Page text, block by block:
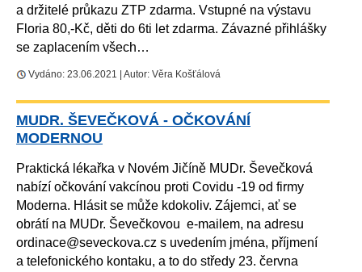
a držitelé průkazu ZTP zdarma. Vstupné na výstavu
Floria 80,-Kč, děti do 6ti let zdarma. Závazné přihlášky
se zaplacením všech…
Vydáno: 23.06.2021 | Autor: Věra Košťálová
MUDR. ŠEVEČKOVÁ - OČKOVÁNÍ
MODERNOU
Praktická lékařka v Novém Jičíně MUDr. Ševečková
nabízí očkování vakcínou proti Covidu -19 od firmy
Moderna. Hlásit se může kdokoliv. Zájemci, ať se
obrátí na MUDr. Ševečkovou e-mailem, na adresu
ordinace@seveckova.cz s uvedením jména, příjmení
a telefonického kontaku, a to do středy 23. června